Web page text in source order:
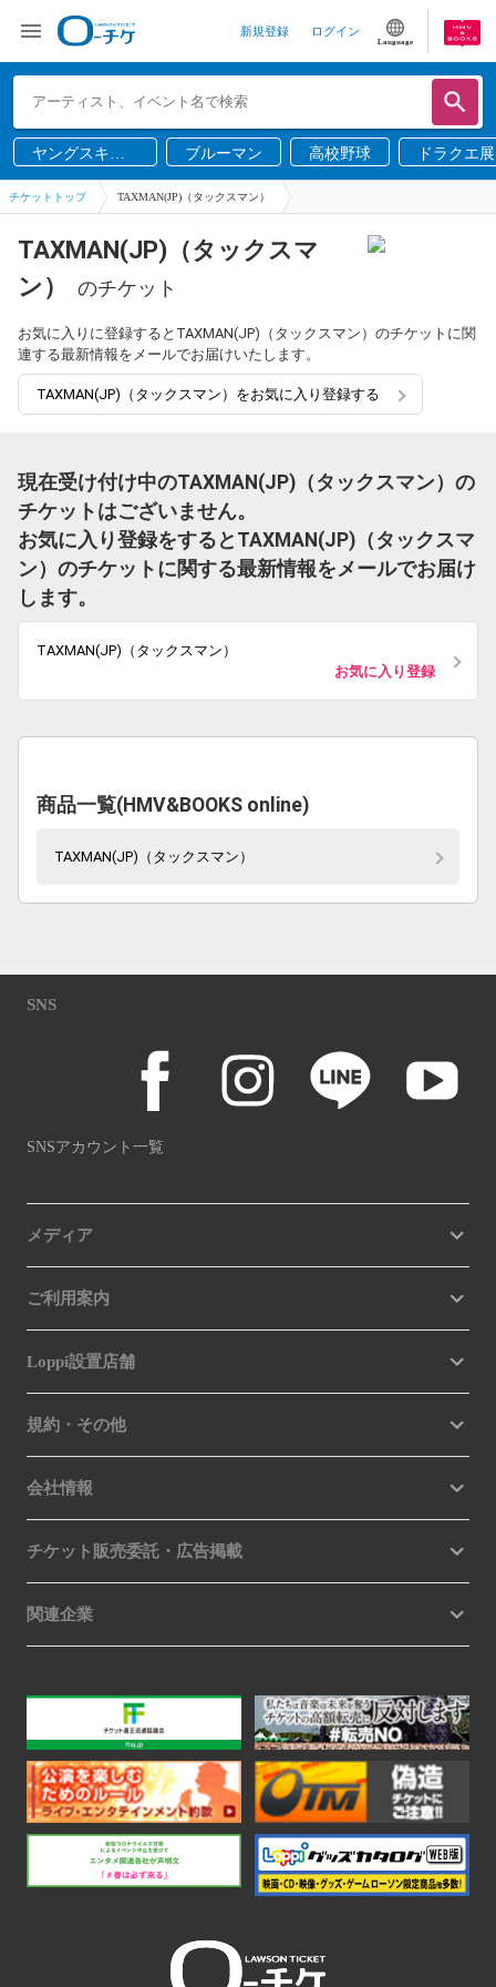
新規登録 ログイン
Language
ヤングスキニ
ー
ブルーマン 高校野球 ドラクエ展
チケットトップ TAXMAN(JP)（タックスマン）
TAXMAN(JP)（タックスマ
ン）
のチケット
お気に入りに登録するとTAXMAN(JP)（タックスマン）のチケットに関
連する最新情報をメールでお届けいたします。
TAXMAN(JP)（タックスマン）をお気に入り登録する
現在受け付け中のTAXMAN(JP)（タックスマン）の
チケットはございません。
お気に入り登録をするとTAXMAN(JP)（タックスマ
ン）のチケットに関する最新情報をメールでお届け
します。
TAXMAN(JP)（タックスマン）
お気に入り登録
商品一覧(HMV&BOOKS online)
TAXMAN(JP)（タックスマン）
SNS
SNSアカウント一覧
メディア
ご利用案内
Loppi設置店舗
規約・その他
会社情報
チケット販売委託・広告掲載
関連企業